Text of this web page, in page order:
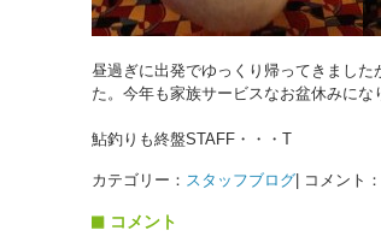
昼過ぎに出発でゆっくり帰ってきまし
た。今年も家族サービスなお盆休みにな
鮎釣りも終盤STAFF・・・T
カテゴリー： スタッフブログ | コメント
コメント